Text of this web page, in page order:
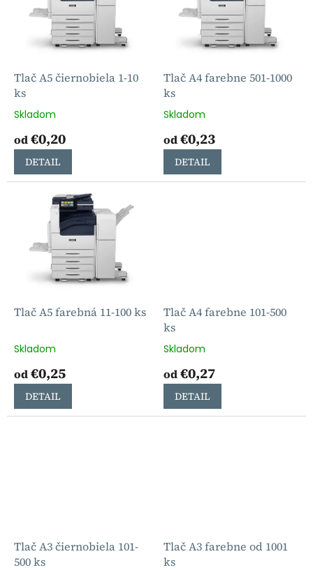
k
o
d
u
k
o
v
Tlač A5 čiernobiela 1-10
ks
Skladom
od€0,20
DETAIL
Tlač A4 farebne 501-1000
ks
Skladom
od€0,23
DETAIL
Tlač A5 farebná 11-100 ks
Skladom
od€0,25
DETAIL
Tlač A4 farebne 101-500
ks
Skladom
od€0,27
DETAIL
Tlač A3 čiernobiela 101-
500 ks
Tlač A3 farebne od 1001
ks